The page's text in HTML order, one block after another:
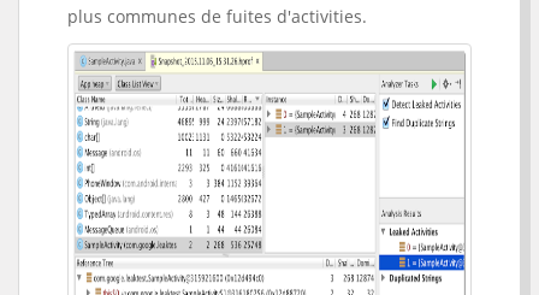
plus communes de fuites d'activities.